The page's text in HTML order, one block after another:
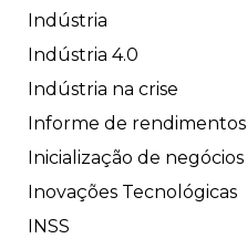
Indústria
Indústria 4.0
Indústria na crise
Informe de rendimentos
Inicialização de negócios
Inovações Tecnológicas
INSS